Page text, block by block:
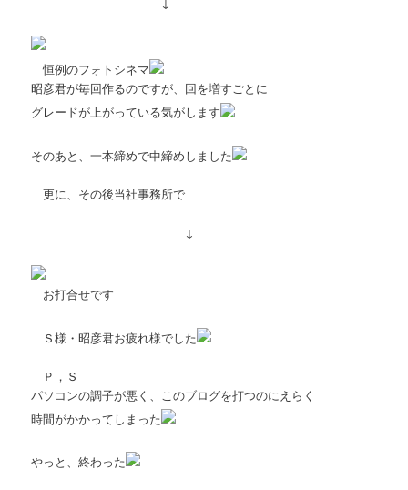
恒例のフォトシネマ
昭彦君が毎回作るのですが、回を増すごとに
グレードが上がっている気がします
そのあと、一本締めで中締めしました
更に、その後当社事務所で
↓
お打合せです
Ｓ様・昭彦君お疲れ様でした
Ｐ，Ｓ
パソコンの調子が悪く、このブログを打つのにえらく
時間がかかってしまった
やっと、終わった